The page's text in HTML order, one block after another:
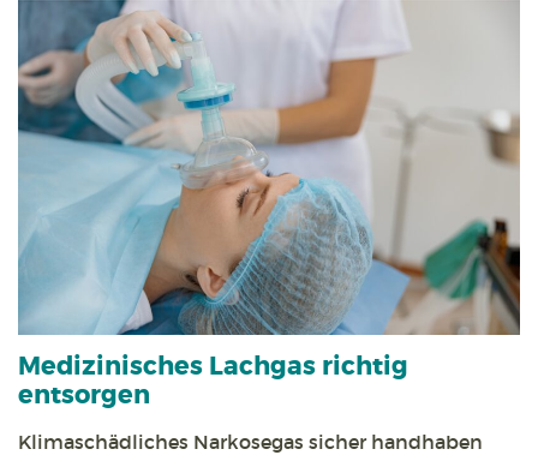
Medizinisches Lachgas richtig
entsorgen
Klimaschädliches Narkosegas sicher handhaben